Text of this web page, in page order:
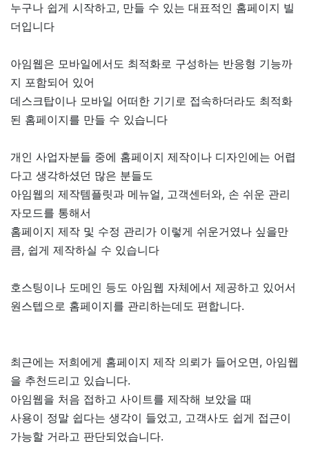
누구나 쉽게 시작하고, 만들 수 있는 대표적인 홈페이지 빌
더입니다
아임웹은 모바일에서도 최적화로 구성하는 반응형 기능까
지 포함되어 있어
데스크탑이나 모바일 어떠한 기기로 접속하더라도 최적화
된 홈페이지를 만들 수 있습니다
개인 사업자분들 중에 홈페이지 제작이나 디자인에는 어렵
다고 생각하셨던 많은 분들도
아임웹의 제작템플릿과 메뉴얼, 고객센터와, 손 쉬운 관리
자모드를 통해서
홈페이지 제작 및 수정 관리가 이렇게 쉬운거였나 싶을만
큼, 쉽게 제작하실 수 있습니다
호스팅이나 도메인 등도 아임웹 자체에서 제공하고 있어서
원스텝으로 홈페이지를 관리하는데도 편합니다.
최근에는 저희에게 홈페이지 제작 의뢰가 들어오면, 아임웹
을 추천드리고 있습니다.
아임웹을 처음 접하고 사이트를 제작해 보았을 때
사용이 정말 쉽다는 생각이 들었고, 고객사도 쉽게 접근이
가능할 거라고 판단되었습니다.